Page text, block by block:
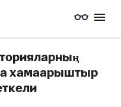
хамаарыштыр